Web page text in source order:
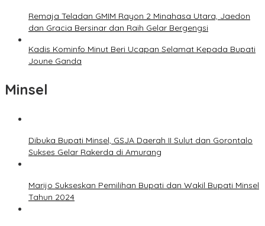
Remaja Teladan GMIM Rayon 2 Minahasa Utara, Jaedon
dan Gracia Bersinar dan Raih Gelar Bergengsi
Kadis Kominfo Minut Beri Ucapan Selamat Kepada Bupati
Joune Ganda
Minsel
Dibuka Bupati Minsel, GSJA Daerah II Sulut dan Gorontalo
Sukses Gelar Rakerda di Amurang
Marijo Sukseskan Pemilihan Bupati dan Wakil Bupati Minsel
Tahun 2024